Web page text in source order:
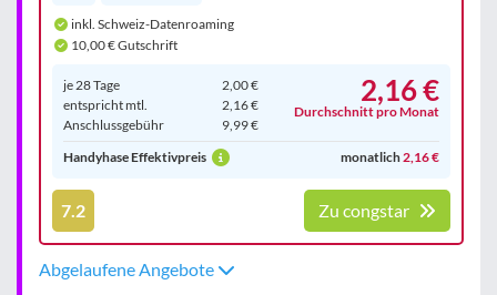
inkl. Schweiz-Datenroaming
10,00 € Gutschrift
je 28 Tage
2,00 €
entspricht mtl.
2,16 €
Anschluss­gebühr
9,99 €
2,16 €
Durchschnitt pro Monat
Handyhase Effektivpreis monatlich2,16 €
7.2 Zu congstar
Abgelaufene Angebote